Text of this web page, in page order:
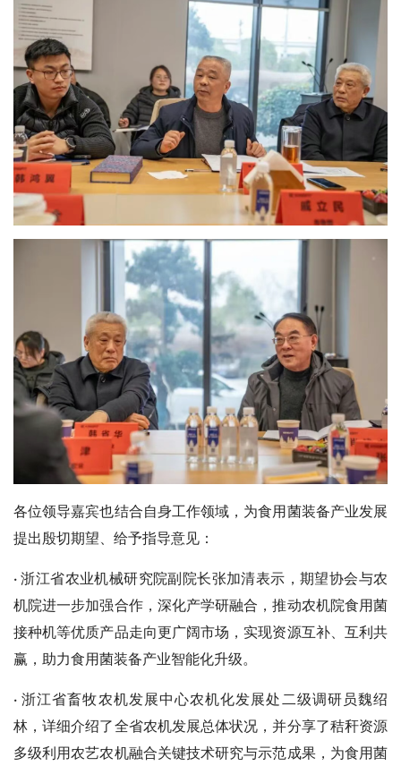
各位领导嘉宾也结合自身工作领域，为食用菌装备产业发展
提出殷切期望、给予指导意见：
·浙江省农业机械研究院副院长张加清表示，期望协会与农
机院进一步加强合作，深化产学研融合，推动农机院食用菌
接种机等优质产品走向更广阔市场，实现资源互补、互利共
赢，助力食用菌装备产业智能化升级。
·浙江省畜牧农机发展中心农机化发展处二级调研员魏绍
林，详细介绍了全省农机发展总体状况，并分享了秸秆资源
多级利用农艺农机融合关键技术研究与示范成果，为食用菌